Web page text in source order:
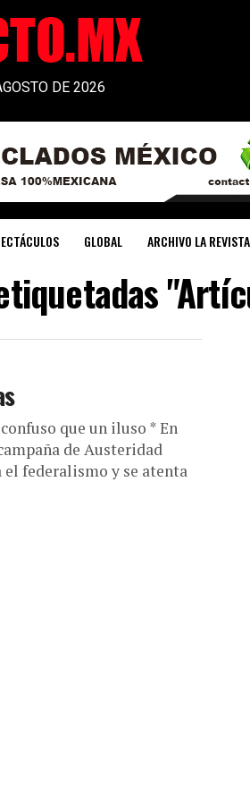
DE 2026
GLOBAL ARCHIVO LA REVISTA
que un iluso * En
de Austeridad
el federalismo y se atenta